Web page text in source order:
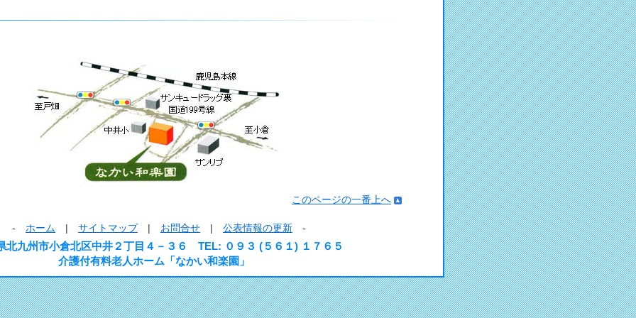
このページの一番上へ
- ホーム | サイトマップ| お問合せ | 公表情報の更新 -
北九州市小倉北区中井２丁目４－３６ TEL: ０９３ (５６１) １７６５
介護付有料老人ホーム「なかい和楽園」